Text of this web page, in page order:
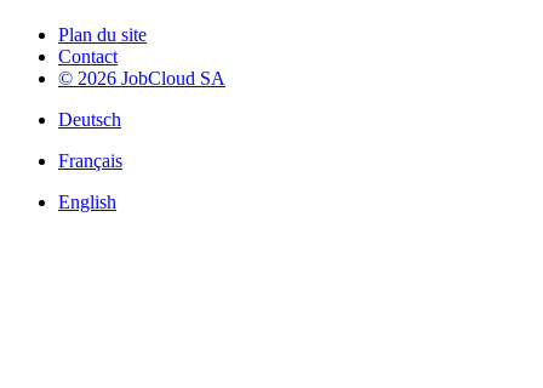
Plan du site
Contact
© 2026 JobCloud SA
Deutsch
Français
English